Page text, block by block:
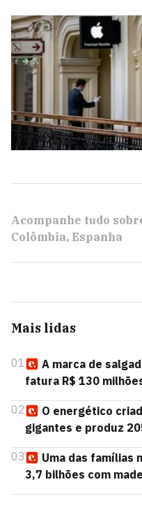
Acompanhe tudo
Colômbia Espanha
Mais lidas
01
A marca de
fatura R$ 130
02
O energético
gigantes e produz
03
Uma das famílias
3,7 bilhões com